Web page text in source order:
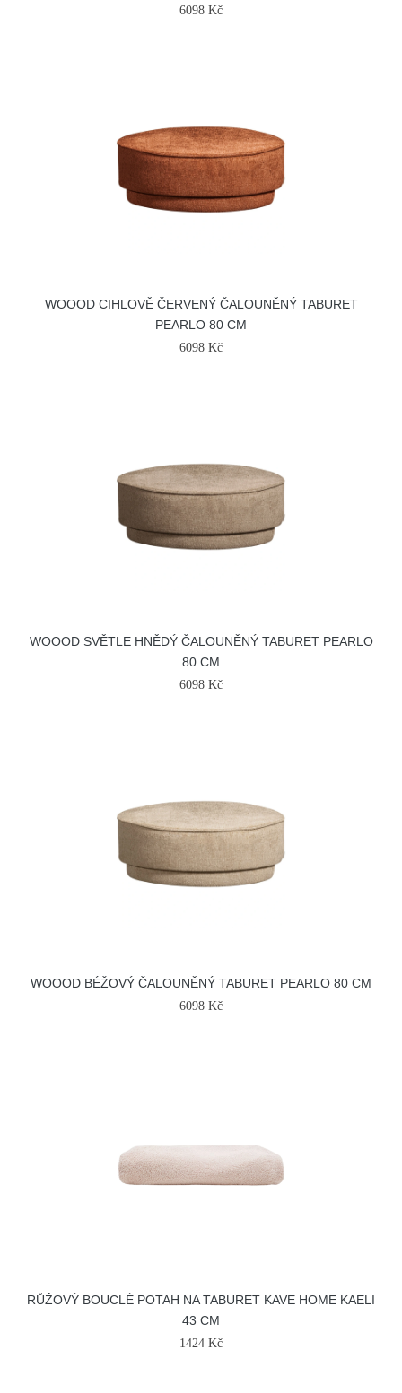
6098 Kč
WOOOD CIHLOVĚ ČERVENÝ ČALOUNĚNÝ TABURET
PEARLO 80 CM
6098 Kč
WOOOD SVĚTLE HNĚDÝ ČALOUNĚNÝ TABURET PEARLO
80 CM
6098 Kč
WOOOD BÉŽOVÝ ČALOUNĚNÝ TABURET PEARLO 80 CM
6098 Kč
RŮŽOVÝ BOUCLÉ POTAH NA TABURET KAVE HOME KAELI
43 CM
1424 Kč